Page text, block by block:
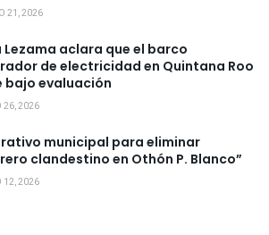
21, 2026
Lezama aclara que el barco
de electricidad en Quintana Roo
bajo evaluación
26, 2026
municipal para eliminar
clandestino en Othón P. Blanco”
12, 2026